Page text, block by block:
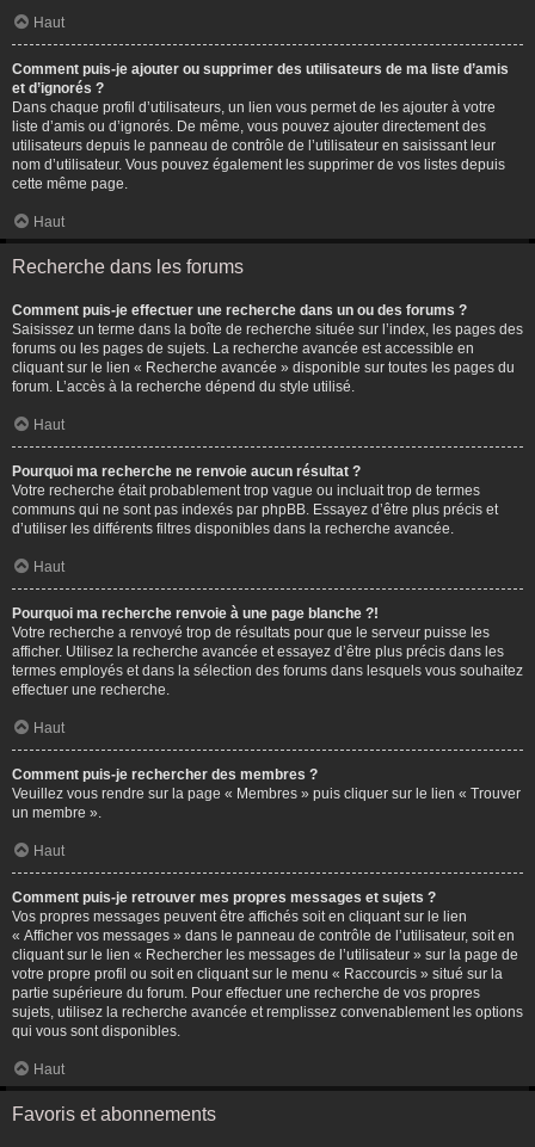
Haut
Comment puis-je ajouter ou supprimer des utilisateurs de ma liste d’amis
et d’ignorés ?
Dans chaque profil d’utilisateurs, un lien vous permet de les ajouter à votre
liste d’amis ou d’ignorés. De même, vous pouvez ajouter directement des
utilisateurs depuis le panneau de contrôle de l’utilisateur en saisissant leur
nom d’utilisateur. Vous pouvez également les supprimer de vos listes depuis
cette même page.
Haut
Recherche dans les forums
Comment puis-je effectuer une recherche dans un ou des forums ?
Saisissez un terme dans la boîte de recherche située sur l’index, les pages des
forums ou les pages de sujets. La recherche avancée est accessible en
cliquant sur le lien « Recherche avancée » disponible sur toutes les pages du
forum. L’accès à la recherche dépend du style utilisé.
Haut
Pourquoi ma recherche ne renvoie aucun résultat ?
Votre recherche était probablement trop vague ou incluait trop de termes
communs qui ne sont pas indexés par phpBB. Essayez d’être plus précis et
d’utiliser les différents filtres disponibles dans la recherche avancée.
Haut
Pourquoi ma recherche renvoie à une page blanche ?!
Votre recherche a renvoyé trop de résultats pour que le serveur puisse les
afficher. Utilisez la recherche avancée et essayez d’être plus précis dans les
termes employés et dans la sélection des forums dans lesquels vous souhaitez
effectuer une recherche.
Haut
Comment puis-je rechercher des membres ?
Veuillez vous rendre sur la page « Membres » puis cliquer sur le lien « Trouver
un membre ».
Haut
Comment puis-je retrouver mes propres messages et sujets ?
Vos propres messages peuvent être affichés soit en cliquant sur le lien
« Afficher vos messages » dans le panneau de contrôle de l’utilisateur, soit en
cliquant sur le lien « Rechercher les messages de l’utilisateur » sur la page de
votre propre profil ou soit en cliquant sur le menu « Raccourcis » situé sur la
partie supérieure du forum. Pour effectuer une recherche de vos propres
sujets, utilisez la recherche avancée et remplissez convenablement les options
qui vous sont disponibles.
Haut
Favoris et abonnements